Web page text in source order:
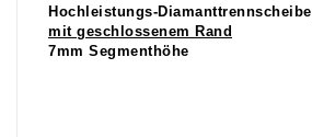
Hochleistungs-
mit geschlossenem Rand
7mm Segmenthöhe